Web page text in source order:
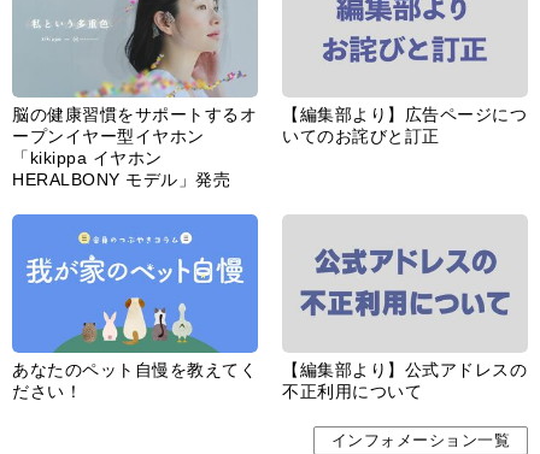
脳の健康習慣をサポートするオ
ープンイヤー型イヤホン
「kikippa イヤホン
HERALBONY モデル」発売
【編集部より】広告ページにつ
いてのお詫びと訂正
あなたのペット自慢を教えてく
ださい！
【編集部より】公式アドレスの
不正利用について
インフォメーション一覧